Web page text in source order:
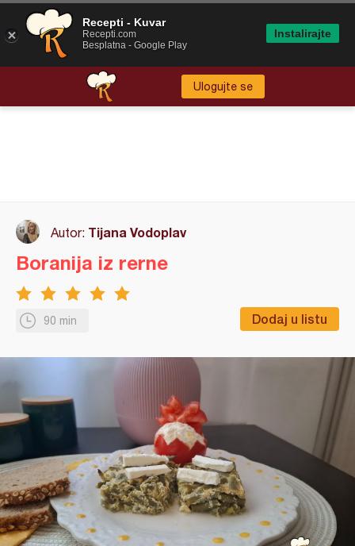
Ulogujte se
Autor: Tijana Vodoplav
90 min Dodaj u listu
Boranija iz rerne
Recepti - Kuvar
Recepti.com
Besplatna - Google Play
Instalirajte